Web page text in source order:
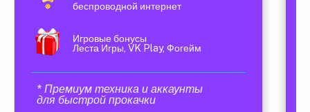
беспроводной интернет
Игровые бонусы
Леста Игры, VK Play, Фогейм
* Премиум техника и аккаунты
для быстрой прокачки